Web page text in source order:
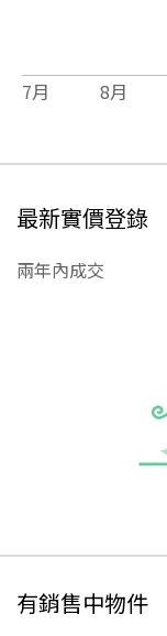
7月 8月
最新實價登錄
兩年內成交
有銷售中物件